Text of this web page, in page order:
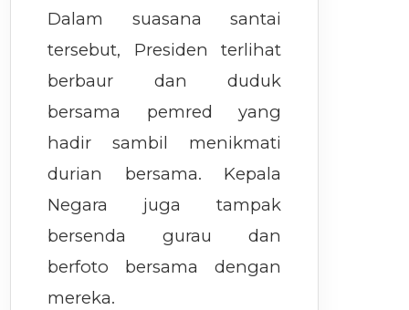
Dalam suasana santai
tersebut, Presiden terlihat
berbaur dan duduk
bersama pemred yang
hadir sambil menikmati
durian bersama. Kepala
Negara juga tampak
bersenda gurau dan
berfoto bersama dengan
mereka.